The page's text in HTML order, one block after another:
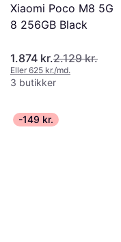
Xiaomi Poco M8 5G
8 256GB Black
1.874 kr.2.129 kr.
Eller 625 kr./md.
3 butikker
-149 kr.